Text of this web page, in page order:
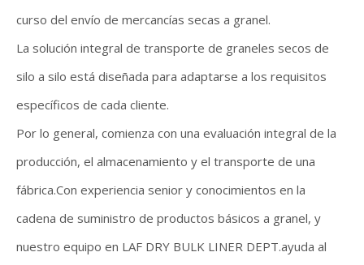
curso del envío de mercancías secas a granel.
La solución integral de transporte de graneles secos de
silo a silo está diseñada para adaptarse a los requisitos
específicos de cada cliente.
Por lo general, comienza con una evaluación integral de la
producción, el almacenamiento y el transporte de una
fábrica.Con experiencia senior y conocimientos en la
cadena de suministro de productos básicos a granel, y
nuestro equipo en LAF DRY BULK LINER DEPT.ayuda al